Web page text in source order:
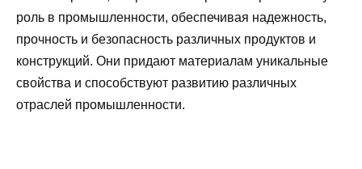
роль в промышленности, обеспечивая надежность,
прочность и безопасность различных продуктов и
конструкций. Они придают материалам уникальные
свойства и способствуют развитию различных
отраслей промышленности.